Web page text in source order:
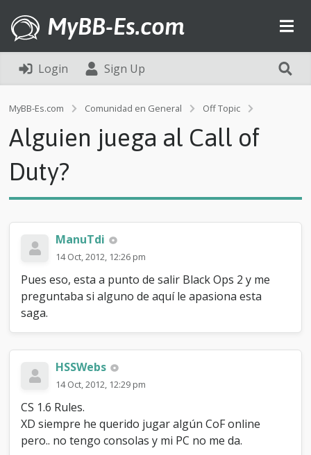
MyBB-Es.com
Login Sign Up
MyBB-Es.com Comunidad en General Off Topic
g
j
e
l
C
l
?
Alguien juega al Call of
Duty?
ManuTdi
14 Oct, 2012, 12:26 pm
Pues eso, esta a punto de salir Black Ops 2 y me
preguntaba si alguno de aquí le apasiona esta
saga.
HSSWebs
14 Oct, 2012, 12:29 pm
CS 1.6 Rules.
XD siempre he querido jugar algún CoF online
pero.. no tengo consolas y mi PC no me da.